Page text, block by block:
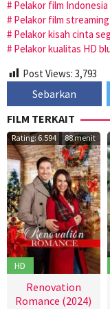
Pelakor film
Pelakor film
Pelakor kisah cinta
Pelakor kualitas HD
Post Views: 3,793
Sebarkan
FILM TERKAIT
Rating: 6.594 88 menit
HD
Renovation
Romance (2024)